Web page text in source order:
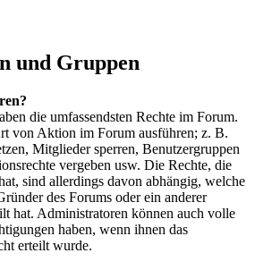
und Gruppen
die umfassendsten Rechte im Forum.
von Aktion im Forum ausführen; z. B.
Mitglieder sperren, Benutzergruppen
vergeben usw. Die Rechte, die
sind allerdings davon abhängig, welche
des Forums oder ein anderer
hat. Administratoren können auch volle
haben, wenn ihnen das
erteilt wurde.